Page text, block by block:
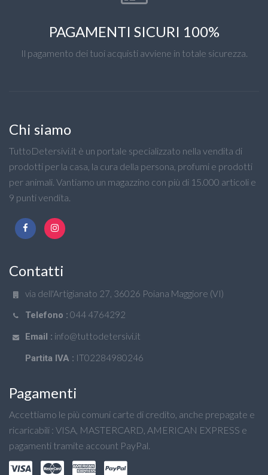
PAGAMENTI SICURI 100%
Il pagamento dei tuoi acquisti avviene in totale sicurezza.
Chi siamo
TuttoDetersivi.it è un portale specializzato nella vendita di
prodotti per la casa, la cura della persona, profumi e prodotti
per animali. Vantiamo un magazzino con più di 15.000 articoli e
9 punti vendita.
Contatti
via dell'Artigianato 27, 36026 Poiana Maggiore (VI)
Telefono : 044 4764292
Email : info@tuttodetersivi.it
Partita IVA : IT02284980246
Pagamenti
Accettiamo le più comuni carte di credito, anche prepagate e
ricaricabili : VISA, MASTERCARD, AMERICAN EXPRESS e
pagamenti tramite account PayPal.